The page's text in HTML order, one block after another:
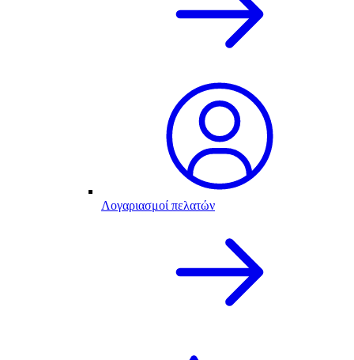
Λογαριασμοί πελατών